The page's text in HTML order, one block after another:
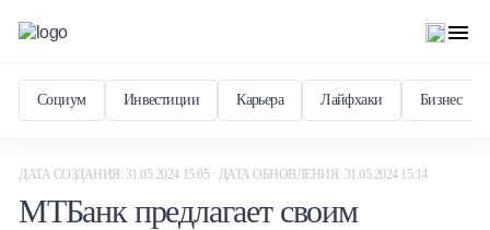
Социум Инвестиции Карьера Лайфхаки Бизнес
ДАТА СОЗДАНИЯ: 31.05.2024 15:05 · ДАТА ОБНОВЛЕНИЯ: 31.05.2024 15:14
МТБанк предлагает своим